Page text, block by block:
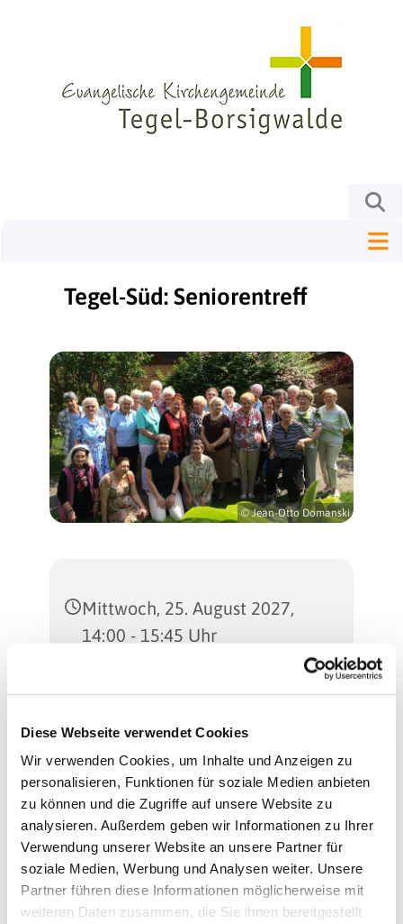
Diese Webseite verwendet Cookies
Wir verwenden Cookies, um Inhalte und Anzeigen zu
personalisieren, Funktionen für soziale Medien anbieten
zu können und die Zugriffe auf unsere Website zu
analysieren. Außerdem geben wir Informationen zu Ihrer
Verwendung unserer Website an unsere Partner für
soziale Medien, Werbung und Analysen weiter. Unsere
Partner führen diese Informationen möglicherweise mit
weiteren Daten zusammen, die Sie ihnen bereitgestellt
Tegel-Süd: Seniorentreff
© Jean-Otto Domanski
Mittwoch, 25. August 2027,
14:00 - 15:45 Uhr
Straße 47, 13507 Berlin
Regina Schlingheider und
Team
Eine Stunde, vollgepackt mit Themen, über